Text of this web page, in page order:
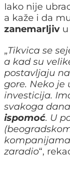
Iako nije
a kaže i da
zanemarljiv
„Tikvica se
a kad su
postavljaju
gore. Neko je
investicija.
svakoga
ispomoć. U
zaradio“,